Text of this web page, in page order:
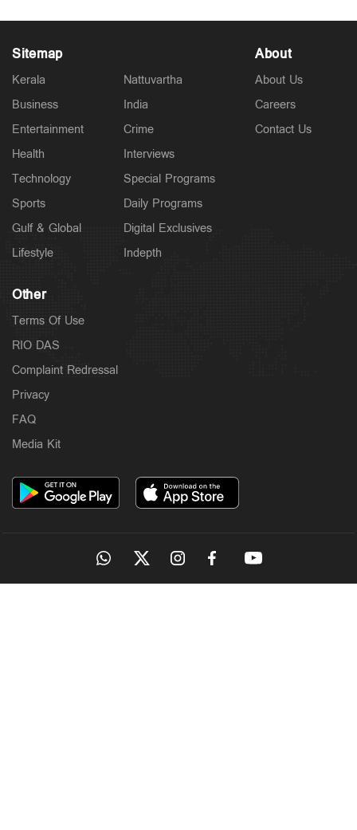
Sitemap
Kerala
Business
Entertainment
Health
Technology
Sports
Gulf & Global
Lifestyle
Nattuvartha
India
Crime
Interviews
Special Programs
Daily Programs
Digital Exclusives
Indepth
About
About Us
Careers
Contact Us
Other
Terms Of Use
RIO DAS
Complaint Redressal
Privacy
FAQ
Media Kit